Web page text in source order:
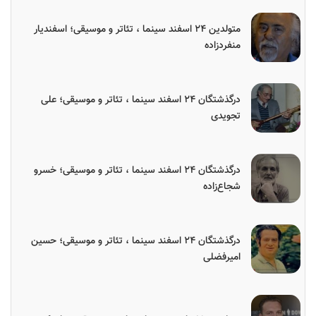
متولدین ۲۴ اسفند سینما ، تئاتر و موسیقی؛ اسفندیار
منفردزاده
درگذشتگان ۲۴ اسفند سینما ، تئاتر و موسیقی؛ علی
تجویدی
درگذشتگان ۲۴ اسفند سینما ، تئاتر و موسیقی؛ خسرو
شجاع‌زاده
درگذشتگان ۲۴ اسفند سینما ، تئاتر و موسیقی؛ حسین
امیرفضلی